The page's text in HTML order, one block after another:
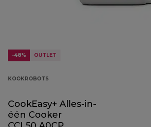
-48% OUTLET
KOOKROBOTS
CookEasy+ Alles-in-
één Cooker